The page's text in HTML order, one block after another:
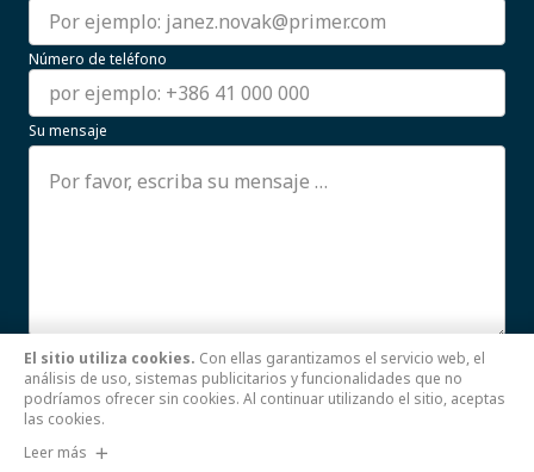
Número de teléfono
Su mensaje
Estoy de acuerdo con el uso de mis datos personales.
Leer más
El sitio utiliza cookies. Con ellas garantizamos el servicio web, el
análisis de uso, sistemas publicitarios y funcionalidades que no
podríamos ofrecer sin cookies. Al continuar utilizando el sitio, aceptas
las cookies.
Leer más